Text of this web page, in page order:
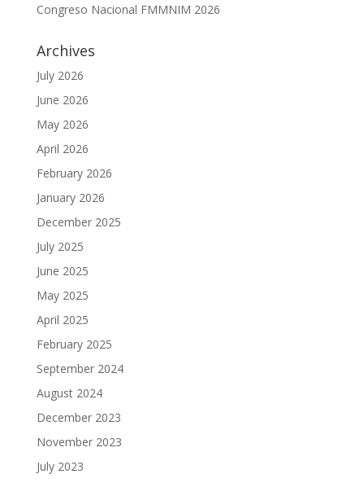
Congreso Nacional FMMNIM 2026
Archives
July 2026
June 2026
May 2026
April 2026
February 2026
January 2026
December 2025
July 2025
June 2025
May 2025
April 2025
February 2025
September 2024
August 2024
December 2023
November 2023
July 2023